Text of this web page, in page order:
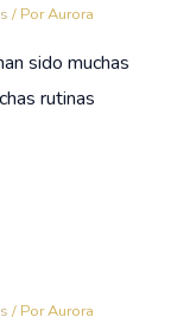
/ PorAurora
sido muchas
rutinas
/ PorAurora